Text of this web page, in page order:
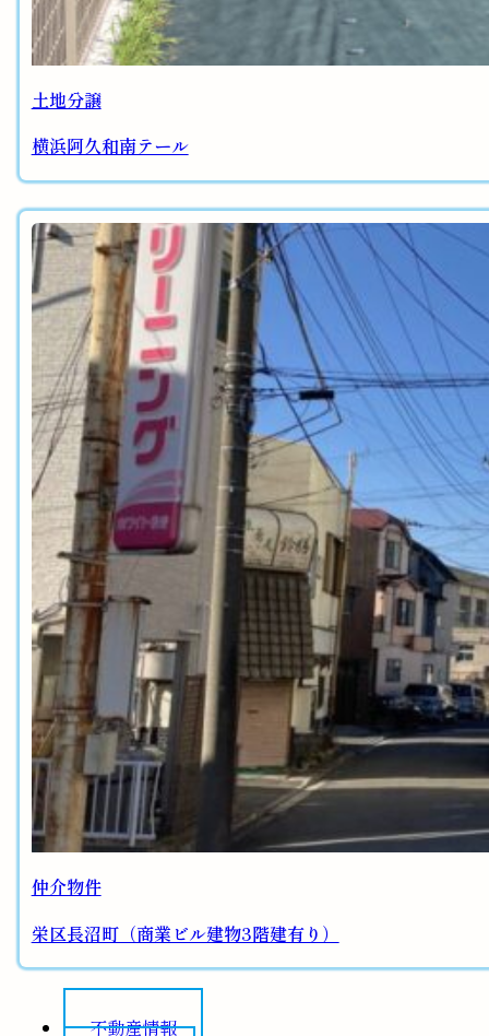
土地分譲
横浜阿久和南テール
仲介物件
栄区長沼町（商業ビル建物3階建有り）
不動産情報